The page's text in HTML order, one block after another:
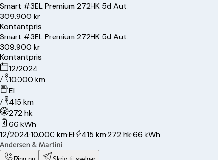
Smart #3EL Premium 272HK 5d Aut.
309.900 kr
Kontantpris
Smart #3EL Premium 272HK 5d Aut.
309.900 kr
Kontantpris
12/2024
10.000 km
El
415 km
272 hk
66 kWh
12/2024·10.000 km·El· 415 km·272 hk·66 kWh